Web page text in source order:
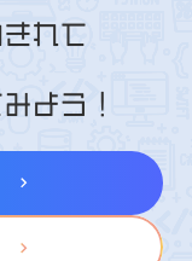
れて
よう！